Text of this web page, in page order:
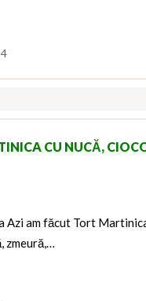
CU NUCĂ,
Azi am făcut Tort
zmeură,…